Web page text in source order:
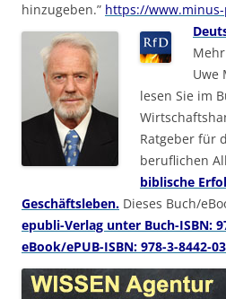
hinzugeben.” https://
Uwe
lesen Sie im
Ratgeber für
beruflichen
biblische
Geschäftsleben. Dieses Buch/
epubli-Verlag unter Buch-ISBN:
eBook/ePUB-ISBN: 978-3-8442-